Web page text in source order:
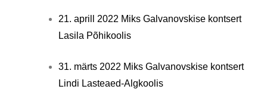
21. aprill 2022 Miks Galvanovskise kontsert
Lasila Põhikoolis
31. märts 2022 Miks Galvanovskise kontsert
Lindi Lasteaed-Algkoolis